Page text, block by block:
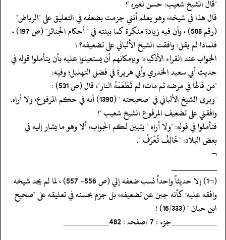
‏‏‏‏"قال الشيخ شعيب: حسن لغيره "!
‏‏‏‏قال هذا في شيخه، وهو يعلم أنني جزمت بضعفه في التعليق على "الرياض"
(رقم 588) ، وأن فيه زيادة منكرة كما بينته في " أحكام الجنائز" (ص 197) ،
فلماذا لم يقل: وافقت الشيخ الألباني على تضعيفه؟ ا
‏‏‏‏الجواب عند القراء الأذكياء! وبإمكانهم أن يستعينوا عليه بأن يتأملوا قوله في
حديث أبي سعيد الخدري وأبي هريرة في فضل التهليل؛ وفيه:
‏‏‏‏"من قالها في مرضه ثم مات؛ لم تَطْعَمْهُ النار"، قال (ص 531) :
‏‏‏‏"ويرى الشيخ الألباني في "صحيحته " (1390) أنه في حكم المرفوع، ولا أراه.
وافقني على تضعيف المرفوع الشيخ شعيب "!
‏‏‏‏فتأملوا في قوله: "ولا أراه " يتبين لكم الجواب، ألا وهو ما يشار إليه في
بعض البلاد: "خَالِفْ تُعْرَفْ ".
‏‏‏‏¬
‏‏‏‏__________
‏‏‏‏(¬1) إلا حديثاً واحداً نسب ضعفه إلي (ص 556- 557) ، لما لم يجد شيخه
وافقه عليه! كأنه جبن عن تضعيفه، بل جزم بحسنه في تعليقه على "صحيح
ابن حبان " (16/333) !
‏‏‏‏__________جزء : 7 /صفحہ : 482__________